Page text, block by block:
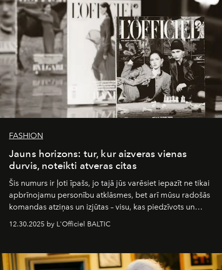
FASHION
Jauns horizons: tur, kur aizveras vienas
durvis, noteikti atveras citas
Šis numurs ir ļoti īpašs, jo tajā jūs varēsiet iepazīt ne tikai
apbrīnojamu personību atklāsmes, bet arī mūsu radošās
komandas atziņas un izjūtas – visu, kas piedzīvots un
pārdzīvots šo gandrīz 20 gadu laikā, veidojot žurnālu.
Šajā brīdī mums svarīgi pateikties visiem, kas bija kopā
sākums. Ar vissirsnīgākajiem laba vēlējumiem jūsu
L’Officiel Baltic
komanda.
12.30.2025 by L'Officiel BALTIC